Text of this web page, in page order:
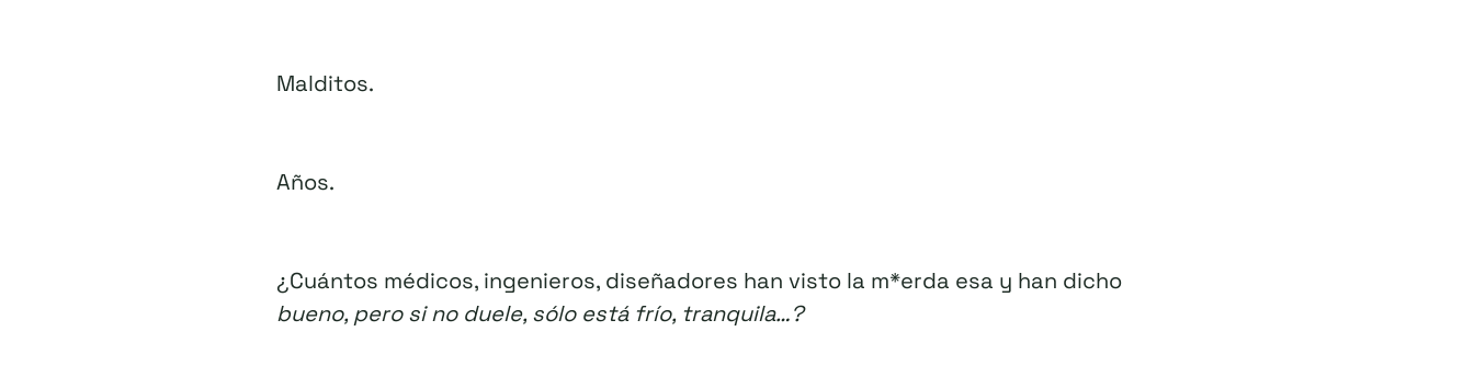
Malditos.
Años.
¿Cuántos médicos, ingenieros, diseñadores han visto la m*erda esa y han dicho
bueno, pero si no duele, sólo está frío, tranquila…?